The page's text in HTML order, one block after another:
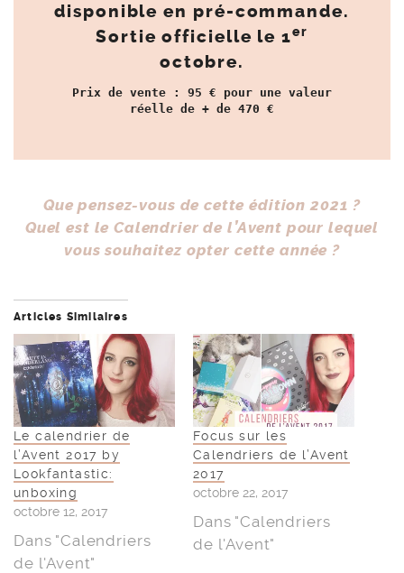
disponible en pré-commande.
Sortie officielle le 1er
octobre.
Prix de vente : 95 € pour une valeur
réelle de + de 470 €
Que pensez-vous de cette édition 2021 ?
Quel est le Calendrier de l’Avent pour lequel
vous souhaitez opter cette année ?
Articles Similaires
Le calendrier de
l’Avent 2017 by
Lookfantastic:
unboxing
octobre 12, 2017
Dans "Calendriers
de l'Avent"
Focus sur les
Calendriers de l’Avent
2017
octobre 22, 2017
Dans "Calendriers
de l'Avent"